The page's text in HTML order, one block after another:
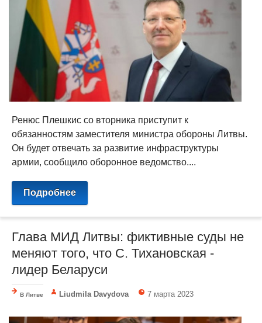
Ренюс Плешкис со вторника приступит к
обязанностям заместителя министра обороны Литвы.
Он будет отвечать за развитие инфраструктуры
армии, сообщило оборонное ведомство....
Подробнее
Глава МИД Литвы: фиктивные суды не
меняют того, что C. Тихановская -
лидер Беларуси
В Литве Liudmila Davydova 7 марта 2023